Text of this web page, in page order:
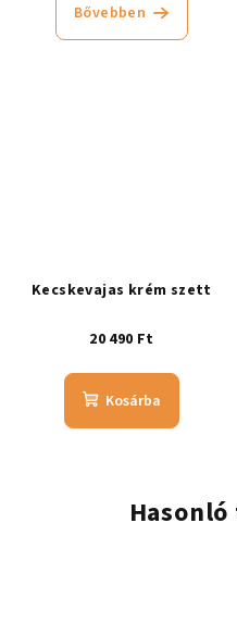
Bővebben
Kecskevajas krém szett
20 490 Ft
Kosárba